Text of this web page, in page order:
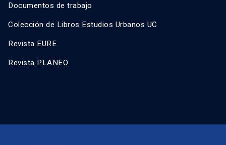
Documentos de trabajo
Colección de Libros Estudios Urbanos UC
Revista EURE
Revista PLANEO